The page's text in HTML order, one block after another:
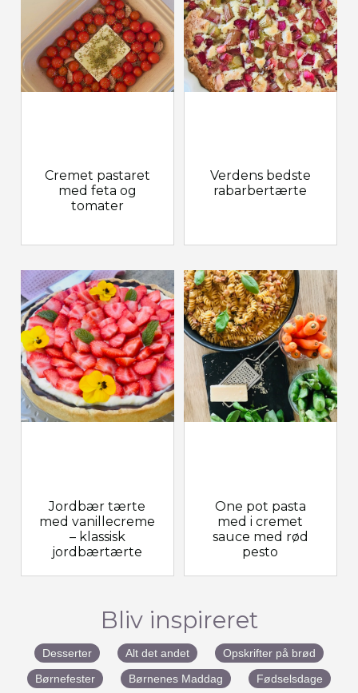
Cremet pastaret
med feta og
tomater
Jordbær tærte
med vanillecreme
– klassisk
jordbærtærte
Verdens bedste
rabarbertærte
One pot pasta
med i cremet
sauce med rød
pesto
Bliv inspireret
Desserter Alt det andet
Opskrifter på brød
Børnefester
Børnenes Maddag Fødselsdage